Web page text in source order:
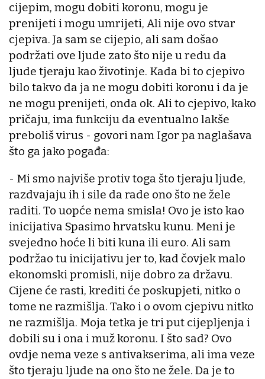
cijepim, mogu dobiti koronu, mogu je
prenijeti i mogu umrijeti, Ali nije ovo stvar
cjepiva. Ja sam se cijepio, ali sam došao
podržati ove ljude zato što nije u redu da
ljude tjeraju kao životinje. Kada bi to cjepivo
bilo takvo da ja ne mogu dobiti koronu i da je
ne mogu prenijeti, onda ok. Ali to cjepivo, kako
pričaju, ima funkciju da eventualno lakše
preboliš virus - govori nam Igor pa naglašava
što ga jako pogađa:
- Mi smo najviše protiv toga što tjeraju ljude,
razdvajaju ih i sile da rade ono što ne žele
raditi. To uopće nema smisla! Ovo je isto kao
inicijativa Spasimo hrvatsku kunu. Meni je
svejedno hoće li biti kuna ili euro. Ali sam
podržao tu inicijativu jer to, kad čovjek malo
ekonomski promisli, nije dobro za državu.
Cijene će rasti, krediti će poskupjeti, nitko o
tome ne razmišlja. Tako i o ovom cjepivu nitko
ne razmišlja. Moja tetka je tri put cijepljenja i
dobili su i ona i muž koronu. I što sad? Ovo
ovdje nema veze s antivakserima, ali ima veze
što tjeraju ljude na ono što ne žele. Da je to